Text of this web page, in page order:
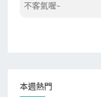
不客氣喔~
本週熱門